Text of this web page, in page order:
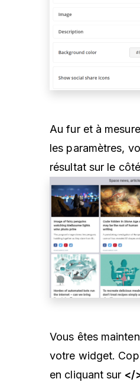
Au fur et à
les paramètres,
résultat sur le
Vous êtes
votre widget.
en cliquant sur </